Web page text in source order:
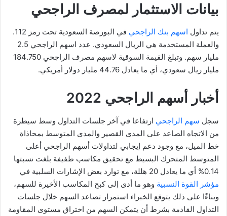
بيانات الاستثمار لمصرف الراجحي
يتم تداول اسهم بنك الراجحي
في البورصة السعودية تحت رمز 112.
والعملة المستخدمة هي الريال السعودي. عدد اسهم الراجحي 2.5
مليار سهم. وتبلغ القيمة السوقية لاسهم مصرف الراجحي 184.750
مليار ريال سعودي، أي ما يعادل 44.76 مليار دولار أمريكي.
أخبار أسهم الراجحي 2022
سجل سهم الراجحي ارتفاعا في آخر جلسات التداول وسط سيطرة
من الاتجاه الصاعد على المدى القصير والمدى المتوسط بمحاذاة
خط الميل، مع وجود دعم إيجابي لتداولات أسهم الراجحي أعلى
المتوسط المتحرك البسيط مع تحقيق مكاسب طفيفة بلغت نسبتها
0.14% أي ما يعادل 20 هللة، مع توارد بعض الإشارات السلبية في
مؤشر القوة النسبية وهو ما أدى إلى كبح المكاسب الأخيرة للسهم،
وبناءًا على ذلك يتوقع الخبراء استمرار تصاعد السهم خلال جلسات
التداول القادمة بشرط أن يتمكن السهم من اختراق مستوى المقاومة